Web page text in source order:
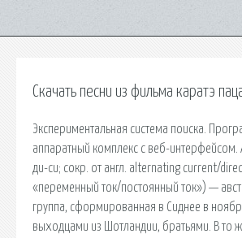
Скачать песни из фильма каратэ
Экспериментальная система поиска.
аппаратный комплекс с веб-интерфейсом.
ди-си; сокр. от англ. alternating current/
«переменный ток/постоянный ток») —
группа, сформированная в Сиднее в
выходцами из Шотландии, братьями. В то